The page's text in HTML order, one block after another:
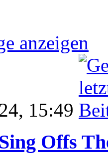
anzeigen
15:49
Offs